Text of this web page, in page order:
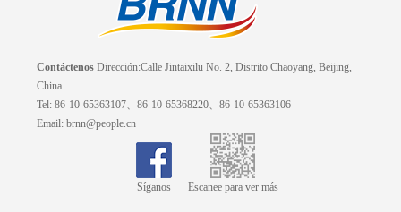
Contáctenos Dirección:Calle Jintaixilu No. 2, Distrito Chaoyang, Beijing,
China
Tel: 86-10-65363107、86-10-65368220、86-10-65363106
Email: brnn@people.cn
Síganos Escanee para ver más